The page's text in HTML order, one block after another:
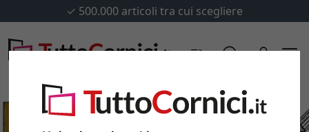
✓ 500.000 articoli tra cui scegliere